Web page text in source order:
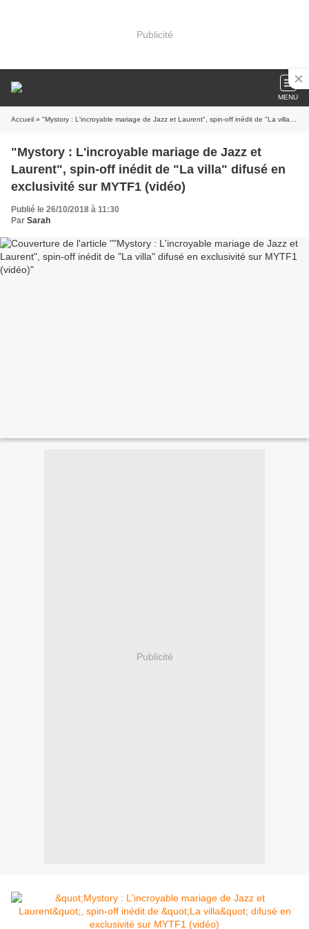
Publicité
MENU
Accueil » "Mystory : L'incroyable mariage de Jazz et Laurent", spin-off inédit de "La villa" difusé en exclusivité sur MYTF1 (vidéo)
"Mystory : L'incroyable mariage de Jazz et
Laurent", spin-off inédit de "La villa" difusé en
exclusivité sur MYTF1 (vidéo)
Publié le 26/10/2018 à 11:30
Par Sarah
Publicité